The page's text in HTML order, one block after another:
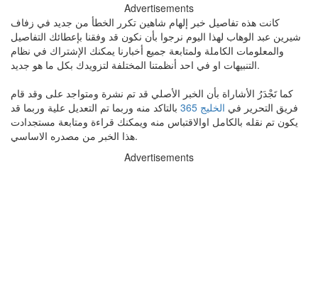
Advertisements
كانت هذه تفاصيل خبر إلهام شاهين تكرر الخطأ من جديد في زفاف
شيرين عبد الوهاب لهذا اليوم نرجوا بأن نكون قد وفقنا بإعطائك التفاصيل
والمعلومات الكاملة ولمتابعة جميع أخبارنا يمكنك الإشتراك في نظام
التنبيهات او في احد أنظمتنا المختلفة لتزويدك بكل ما هو جديد.
كما تَجْدَرُ الأشاراة بأن الخبر الأصلي قد تم نشرة ومتواجد على وقد قام
فريق التحرير في الخليج 365
بالتاكد منه وربما تم التعديل علية وربما قد
يكون تم نقله بالكامل اوالاقتباس منه ويمكنك قراءة ومتابعة مستجدادت
هذا الخبر من مصدره الاساسي.
Advertisements